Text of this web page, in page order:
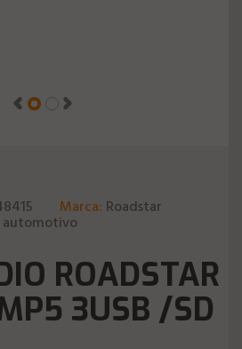
Marca: Roadstar
automotivo
ROADSTAR
3USB /SD